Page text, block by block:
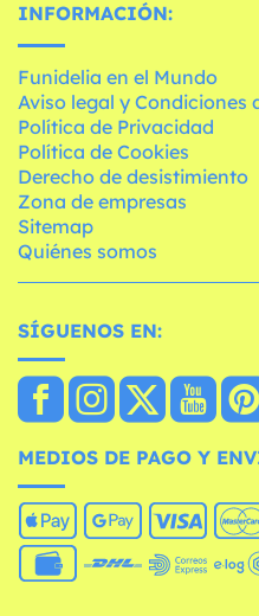
INFORMACIÓN:
Funidelia en el Mundo
Aviso legal y Condiciones
Política de Privacidad
Política de Cookies
Derecho de desistimiento
Zona de empresas
Sitemap
Quiénes somos
SÍGUENOS EN:
MEDIOS DE PAGO Y